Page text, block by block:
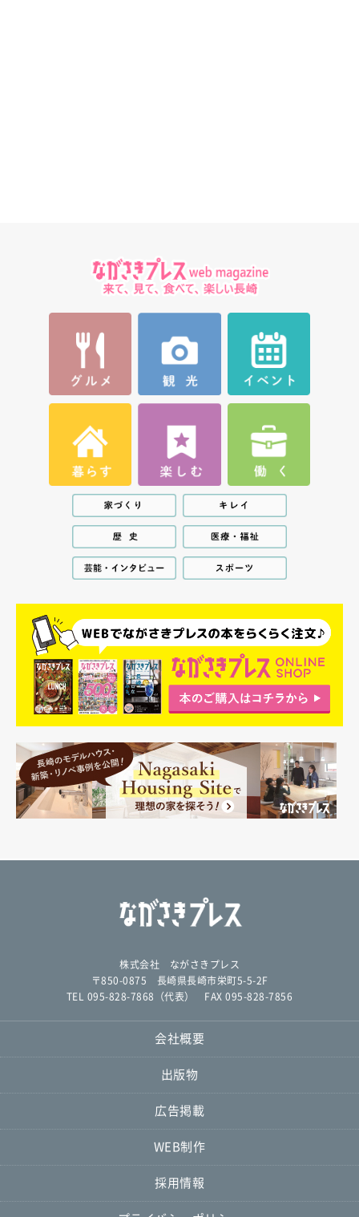
株式会社 ながさきプレス
〒850-0875 長崎県長崎市栄町5-5-2F
TEL 095-828-7868（代表） FAX 095-828-7856
会社概要
出版物
広告掲載
WEB制作
採用情報